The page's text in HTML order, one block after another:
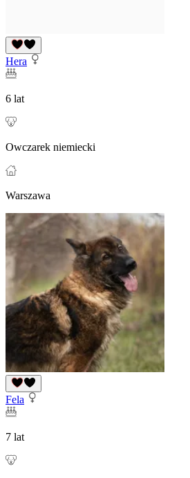
Hera
6 lat
Owczarek niemiecki
Warszawa
Fela
7 lat